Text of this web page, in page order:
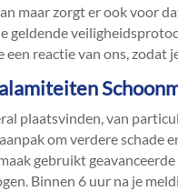
maar zorgt er ook voor
geldende
een reactie van ons,
plaatsvinden, van
om verdere schade
gebruikt
Binnen 6 uur na je